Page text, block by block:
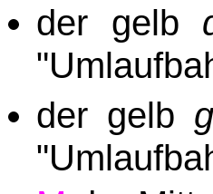
der gelb
der gelb